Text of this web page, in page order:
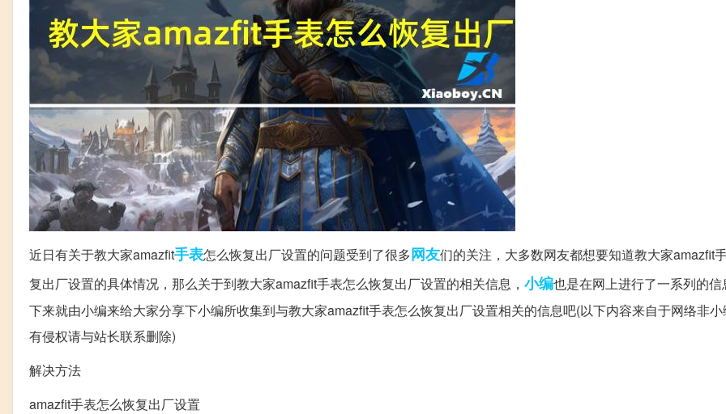
近日有关于教大家amazfit手表怎么恢复出厂设置的问题受到了很多网友们的关注，大多数网友都想要知道教大家amazfit
复出厂设置的具体情况，那么关于到教大家amazfit手表怎么恢复出厂设置的相关信息， 小编也是在网上进行了一系列的
下来就由小编来给大家分享下小编所收集到与教大家amazfit手表怎么恢复出厂设置相关的信息吧(以下内容来自于网络非
有侵权请与站长联系删除)
解决方法
amazfit手表怎么恢复出厂设置